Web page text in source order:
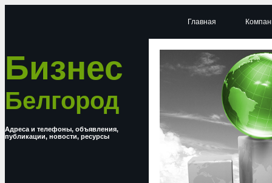
Бизнес
Белгород
Адреса и телефоны, объявления,
публикации, новости, ресурсы
Главная